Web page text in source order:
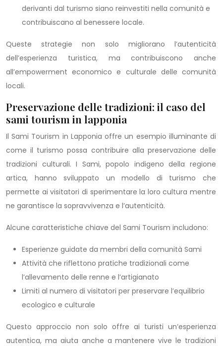
derivanti dal turismo siano reinvestiti nella comunità e
contribuiscano al benessere locale.
Queste strategie non solo migliorano l’autenticità
dell’esperienza turistica, ma contribuiscono anche
all’empowerment economico e culturale delle comunità
locali.
Preservazione delle tradizioni: il caso del
sami tourism in lapponia
Il Sami Tourism in Lapponia offre un esempio illuminante di
come il turismo possa contribuire alla preservazione delle
tradizioni culturali. I Sami, popolo indigeno della regione
artica, hanno sviluppato un modello di turismo che
permette ai visitatori di sperimentare la loro cultura mentre
ne garantisce la sopravvivenza e l’autenticità.
Alcune caratteristiche chiave del Sami Tourism includono:
Esperienze guidate da membri della comunità Sami
Attività che riflettono pratiche tradizionali come
l’allevamento delle renne e l’artigianato
Limiti al numero di visitatori per preservare l’equilibrio
ecologico e culturale
Questo approccio non solo offre ai turisti un’esperienza
autentica, ma aiuta anche a mantenere vive le tradizioni